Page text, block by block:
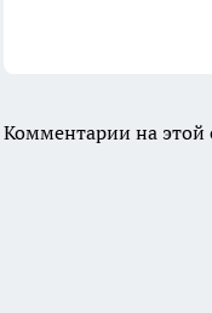
Комментарии на